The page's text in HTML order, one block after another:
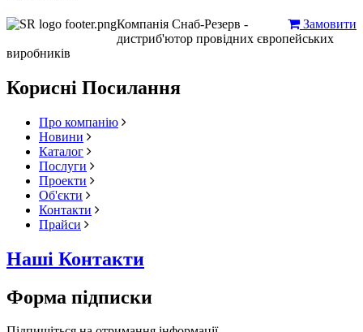
Замовити
Компанія Снаб-Резерв -
дистриб'ютор провідних європейських
виробників
Корисні Посилання
Про компанію
Новини
Каталог
Послуги
Проекти
Об'єкти
Контакти
Прайси
Наші Контакти
Форма підписки